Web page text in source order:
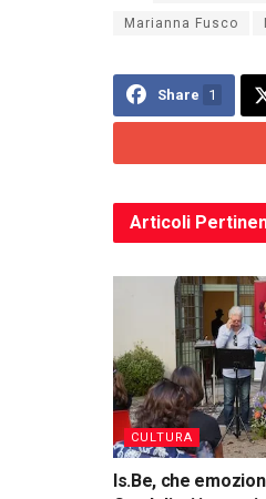
Marianna Fusco
Share 1
Articoli
CULTURA
Is.Be, che